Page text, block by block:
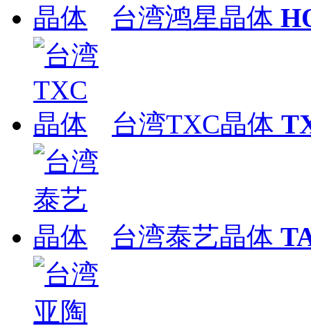
台湾鸿星晶体
台湾TXC晶体
台湾泰艺晶体